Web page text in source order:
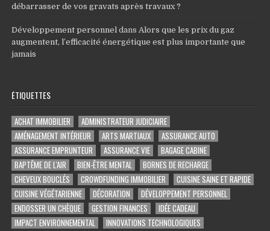
débarrasser de vos gravats après travaux ?
Développement personnel dansAlors que les prix du gaz
augmentent, l’efficacité énergétique est plus importante que
jamais
ÉTIQUETTES
ACHAT IMMOBILIER
ADMINISTRATEUR JUDICIAIRE
AMÉNAGEMENT INTÉRIEUR
ARTS MARTIAUX
ASSURANCE AUTO
ASSURANCE EMPRUNTEUR
ASSURANCE VIE
BAGAGE CABINE
BAPTÊME DE L'AIR
BIEN-ÊTRE MENTAL
BORNES DE RECHARGE
CHEVEUX BOUCLÉS
CROWDFUNDING IMMOBILIER
CUISINE SAINE ET RAPIDE
CUISINE VÉGÉTARIENNE
DÉCORATION
DÉVELOPPEMENT PERSONNEL
ENDOSSER UN CHÈQUE
GESTION FINANCES
IDÉE CADEAU
IMPACT ENVIRONNEMENTAL
INNOVATIONS TECHNOLOGIQUES